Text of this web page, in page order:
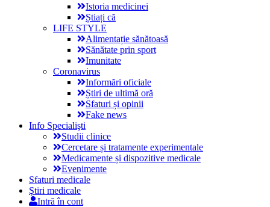
Istoria medicinei
Știați că
LIFE STYLE
Alimentație sănătoasă
Sănătate prin sport
Imunitate
Coronavirus
Informări oficiale
Știri de ultimă oră
Sfaturi și opinii
Fake news
Info Specialişti
Studii clinice
Cercetare și tratamente experimentale
Medicamente și dispozitive medicale
Evenimente
Sfaturi medicale
Ştiri medicale
Intră în cont